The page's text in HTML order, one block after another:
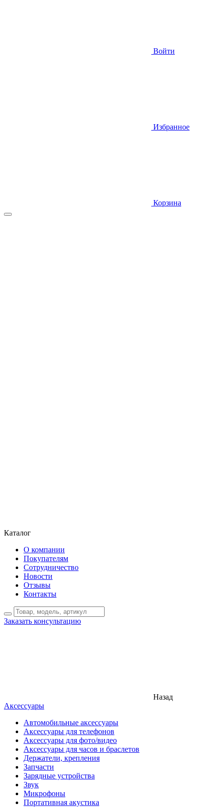
Войти
Избранное
Корзина
Каталог
О компании
Покупателям
Сотрудничество
Новости
Отзывы
Контакты
Заказать консультацию
Назад
Аксессуары
Автомобильные аксессуары
Аксессуары для телефонов
Аксессуары для фото/видео
Аксессуары для часов и браслетов
Держатели, крепления
Запчасти
Зарядные устройства
Звук
Микрофоны
Портативная акустика